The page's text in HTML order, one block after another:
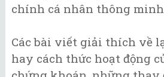
chính cá nhân thông
Các bài viết giải thích về
hay cách thức hoạt động